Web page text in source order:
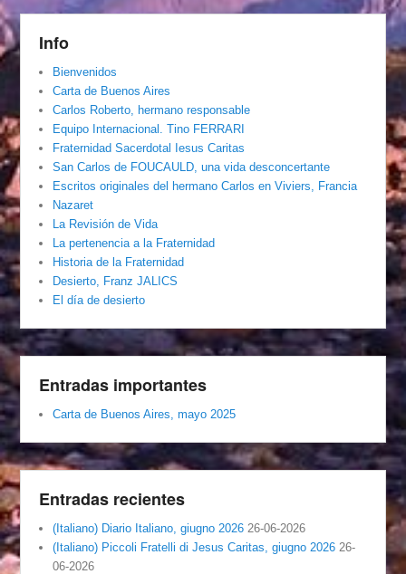
Info
Bienvenidos
Carta de Buenos Aires
Carlos Roberto, hermano responsable
Equipo Internacional. Tino FERRARI
Fraternidad Sacerdotal Iesus Caritas
San Carlos de FOUCAULD, una vida desconcertante
Escritos originales del hermano Carlos en Viviers, Francia
Nazaret
La Revisión de Vida
La pertenencia a la Fraternidad
Historia de la Fraternidad
Desierto, Franz JALICS
El día de desierto
Entradas importantes
Carta de Buenos Aires, mayo 2025
Entradas recientes
(Italiano) Diario Italiano, giugno 2026 26-06-2026
(Italiano) Piccoli Fratelli di Jesus Caritas, giugno 2026 26-
06-2026